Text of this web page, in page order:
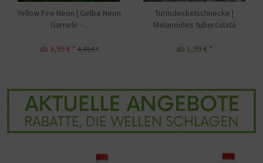
Turmdeckelschnecke |
Melanoides tuberculata
ab 1,99 € *
Anthrazit-Napfschnecke |
Neritina pulligera
ab 3,49 € *